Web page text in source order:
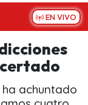
EN VIVO
achuntado